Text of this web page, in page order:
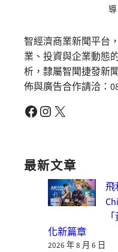
導
智經濟商業新聞平台
業、投資與企業動態
析，隸屬智聞捷發新
佈與廣告合作請洽：
Facebook Instagram X
最新文章
飛
化新篇章
2026 年 8 月 6 日